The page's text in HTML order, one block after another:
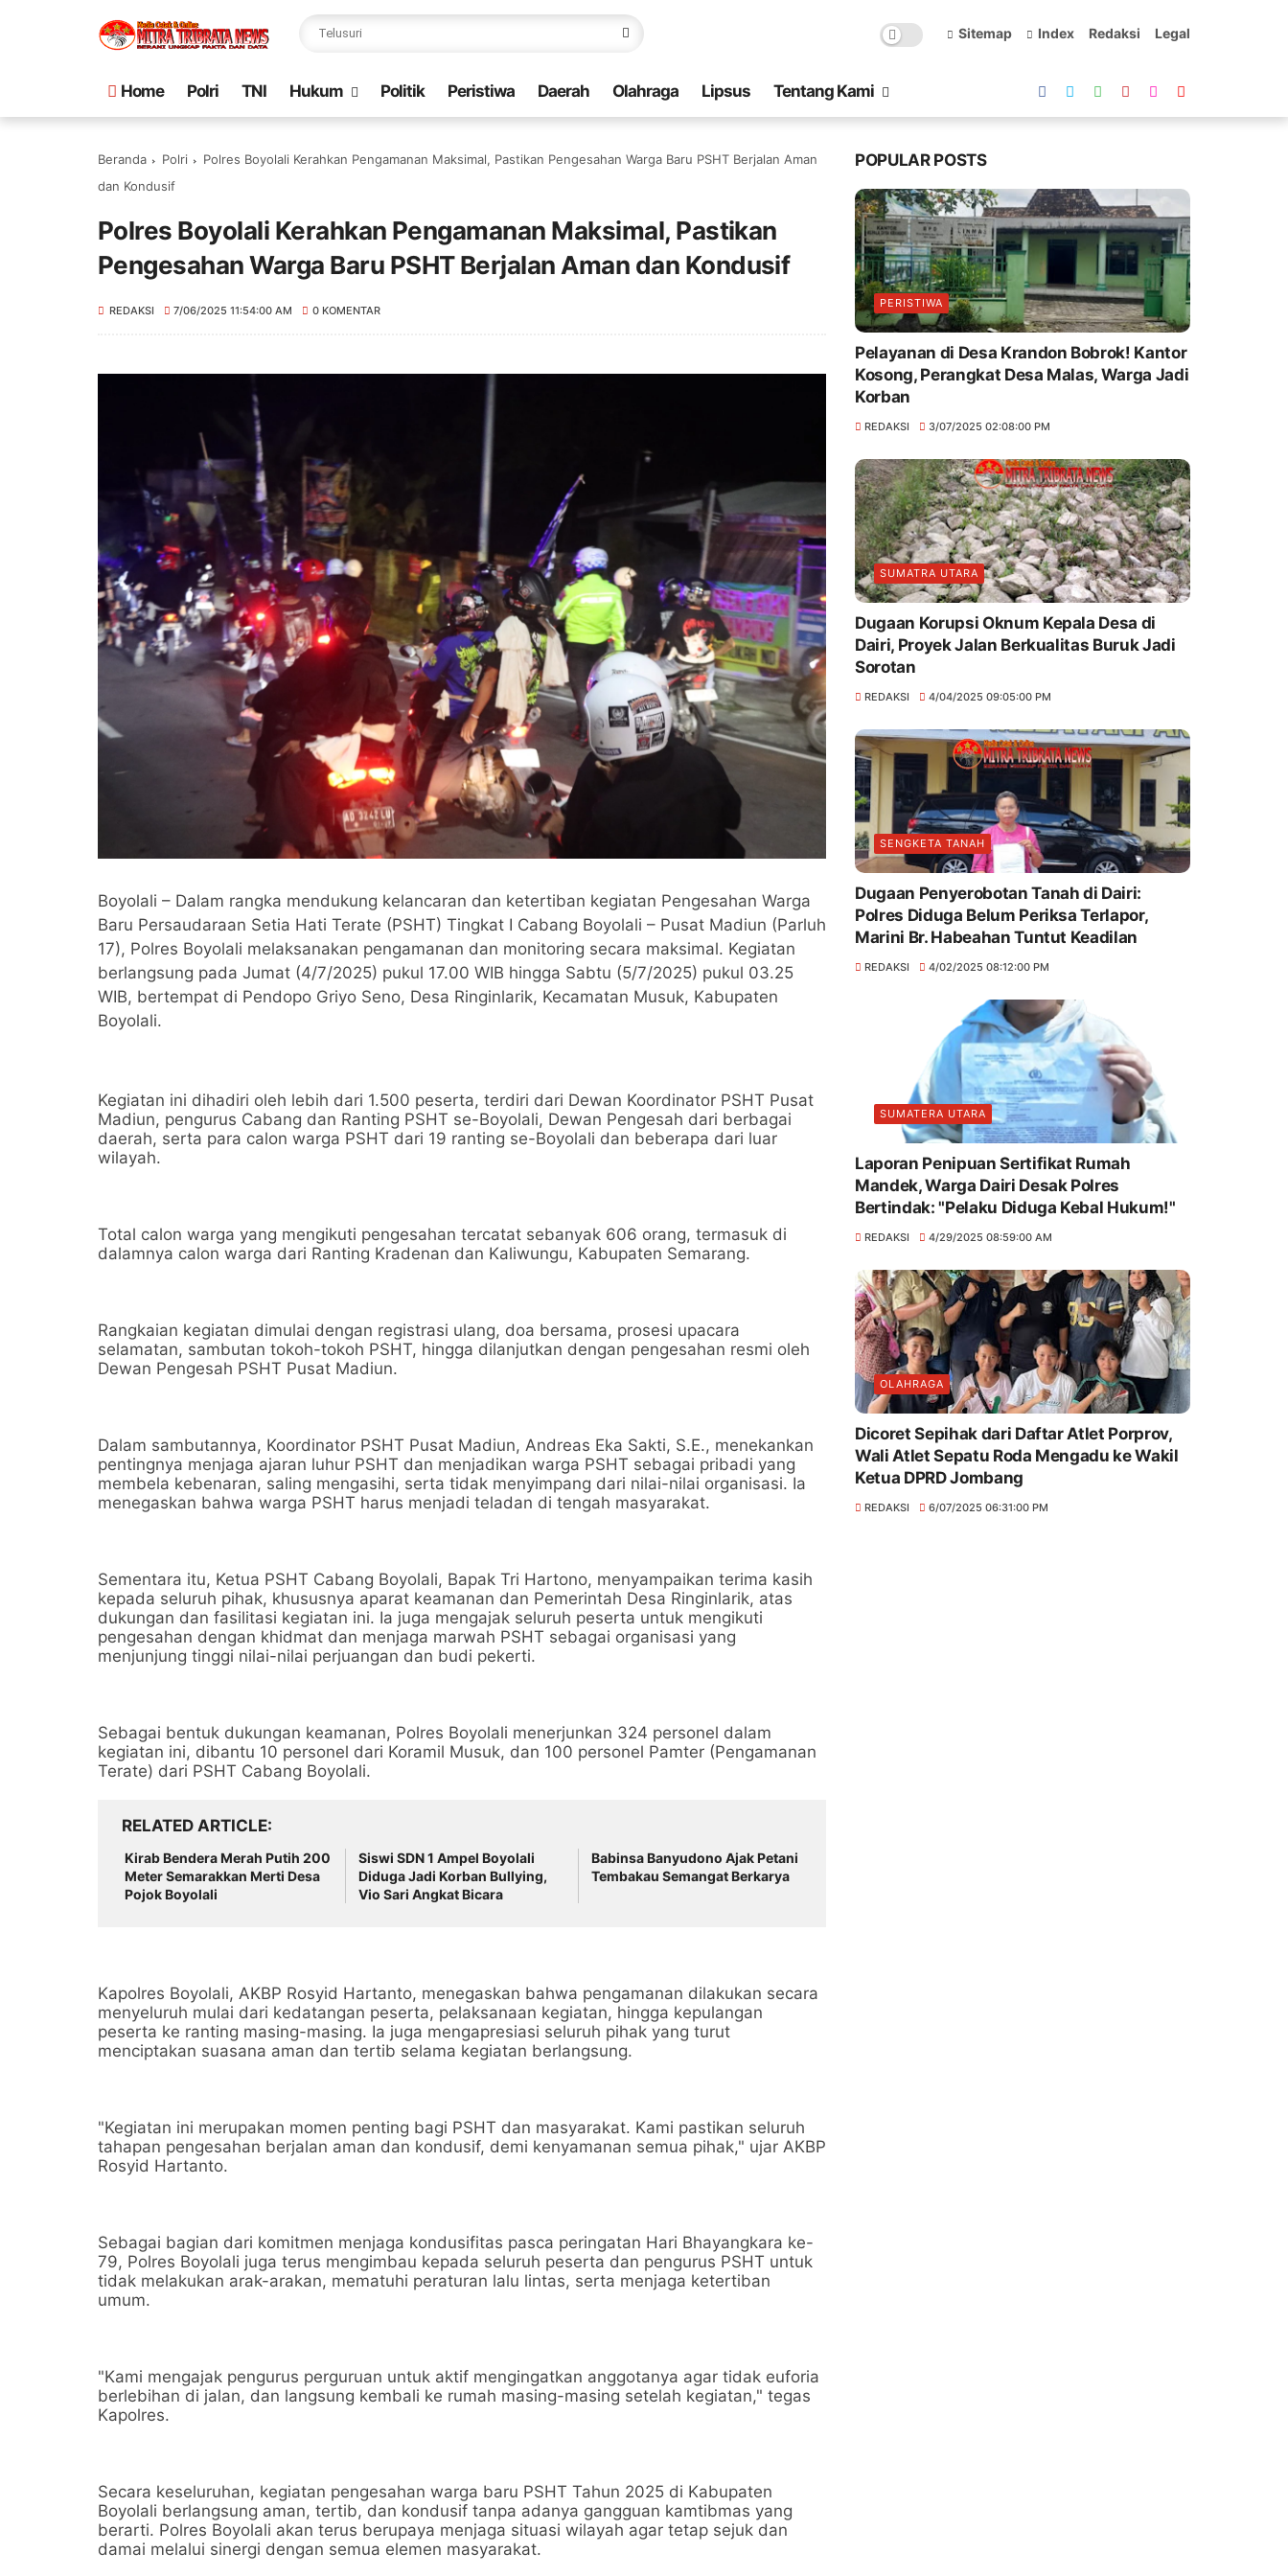
Sitemap Index Redaksi Legal
Home Polri TNI Hukum Politik Peristiwa Daerah Olahraga Lipsus Tentang Kami
Beranda Polri
Polres Boyolali Kerahkan Pengamanan Maksimal, Pastikan Pengesahan Warga Baru PSHT Berjalan Aman
dan Kondusif
Polres Boyolali Kerahkan Pengamanan Maksimal, Pastikan
Pengesahan Warga Baru PSHT Berjalan Aman dan Kondusif
REDAKSI 7/06/2025 11:54:00 AM 0 KOMENTAR
Boyolali – Dalam rangka mendukung kelancaran dan ketertiban kegiatan Pengesahan Warga
Baru Persaudaraan Setia Hati Terate (PSHT) Tingkat I Cabang Boyolali – Pusat Madiun (Parluh
17), Polres Boyolali melaksanakan pengamanan dan monitoring secara maksimal. Kegiatan
berlangsung pada Jumat (4/7/2025) pukul 17.00 WIB hingga Sabtu (5/7/2025) pukul 03.25
WIB, bertempat di Pendopo Griyo Seno, Desa Ringinlarik, Kecamatan Musuk, Kabupaten
Boyolali.
Kegiatan ini dihadiri oleh lebih dari 1.500 peserta, terdiri dari Dewan Koordinator PSHT Pusat
Madiun, pengurus Cabang dan Ranting PSHT se-Boyolali, Dewan Pengesah dari berbagai
daerah, serta para calon warga PSHT dari 19 ranting se-Boyolali dan beberapa dari luar
wilayah.
Total calon warga yang mengikuti pengesahan tercatat sebanyak 606 orang, termasuk di
dalamnya calon warga dari Ranting Kradenan dan Kaliwungu, Kabupaten Semarang.
Rangkaian kegiatan dimulai dengan registrasi ulang, doa bersama, prosesi upacara
selamatan, sambutan tokoh-tokoh PSHT, hingga dilanjutkan dengan pengesahan resmi oleh
Dewan Pengesah PSHT Pusat Madiun.
Dalam sambutannya, Koordinator PSHT Pusat Madiun, Andreas Eka Sakti, S.E., menekankan
pentingnya menjaga ajaran luhur PSHT dan menjadikan warga PSHT sebagai pribadi yang
membela kebenaran, saling mengasihi, serta tidak menyimpang dari nilai-nilai organisasi. Ia
menegaskan bahwa warga PSHT harus menjadi teladan di tengah masyarakat.
Sementara itu, Ketua PSHT Cabang Boyolali, Bapak Tri Hartono, menyampaikan terima kasih
kepada seluruh pihak, khususnya aparat keamanan dan Pemerintah Desa Ringinlarik, atas
dukungan dan fasilitasi kegiatan ini. Ia juga mengajak seluruh peserta untuk mengikuti
pengesahan dengan khidmat dan menjaga marwah PSHT sebagai organisasi yang
menjunjung tinggi nilai-nilai perjuangan dan budi pekerti.
Sebagai bentuk dukungan keamanan, Polres Boyolali menerjunkan 324 personel dalam
kegiatan ini, dibantu 10 personel dari Koramil Musuk, dan 100 personel Pamter (Pengamanan
Terate) dari PSHT Cabang Boyolali.
RELATED ARTICLE
Kirab Bendera Merah Putih 200
Meter Semarakkan Merti Desa
Pojok Boyolali
Siswi SDN 1 Ampel Boyolali
Diduga Jadi Korban Bullying,
Vio Sari Angkat Bicara
Babinsa Banyudono Ajak Petani
Tembakau Semangat Berkarya
Kapolres Boyolali, AKBP Rosyid Hartanto, menegaskan bahwa pengamanan dilakukan secara
menyeluruh mulai dari kedatangan peserta, pelaksanaan kegiatan, hingga kepulangan
peserta ke ranting masing-masing. Ia juga mengapresiasi seluruh pihak yang turut
menciptakan suasana aman dan tertib selama kegiatan berlangsung.
"Kegiatan ini merupakan momen penting bagi PSHT dan masyarakat. Kami pastikan seluruh
tahapan pengesahan berjalan aman dan kondusif, demi kenyamanan semua pihak," ujar AKBP
Rosyid Hartanto.
Sebagai bagian dari komitmen menjaga kondusifitas pasca peringatan Hari Bhayangkara ke-
79, Polres Boyolali juga terus mengimbau kepada seluruh peserta dan pengurus PSHT untuk
tidak melakukan arak-arakan, mematuhi peraturan lalu lintas, serta menjaga ketertiban
umum.
"Kami mengajak pengurus perguruan untuk aktif mengingatkan anggotanya agar tidak euforia
berlebihan di jalan, dan langsung kembali ke rumah masing-masing setelah kegiatan," tegas
Kapolres.
Secara keseluruhan, kegiatan pengesahan warga baru PSHT Tahun 2025 di Kabupaten
Boyolali berlangsung aman, tertib, dan kondusif tanpa adanya gangguan kamtibmas yang
berarti. Polres Boyolali akan terus berupaya menjaga situasi wilayah agar tetap sejuk dan
damai melalui sinergi dengan semua elemen masyarakat.
POPULAR POSTS
PERISTIWA
Pelayanan di Desa Krandon Bobrok! Kantor
Kosong, Perangkat Desa Malas, Warga Jadi
Korban
REDAKSI 3/07/2025 02:08:00 PM
SUMATRA UTARA
Dugaan Korupsi Oknum Kepala Desa di
Dairi, Proyek Jalan Berkualitas Buruk Jadi
Sorotan
REDAKSI 4/04/2025 09:05:00 PM
SENGKETA TANAH
Dugaan Penyerobotan Tanah di Dairi:
Polres Diduga Belum Periksa Terlapor,
Marini Br. Habeahan Tuntut Keadilan
REDAKSI 4/02/2025 08:12:00 PM
SUMATERA UTARA
Laporan Penipuan Sertifikat Rumah
Mandek, Warga Dairi Desak Polres
Bertindak: "Pelaku Diduga Kebal Hukum!"
REDAKSI 4/29/2025 08:59:00 AM
OLAHRAGA
Dicoret Sepihak dari Daftar Atlet Porprov,
Wali Atlet Sepatu Roda Mengadu ke Wakil
Ketua DPRD Jombang
REDAKSI 6/07/2025 06:31:00 PM